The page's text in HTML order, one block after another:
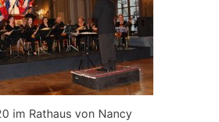
im Rathaus von Nancy